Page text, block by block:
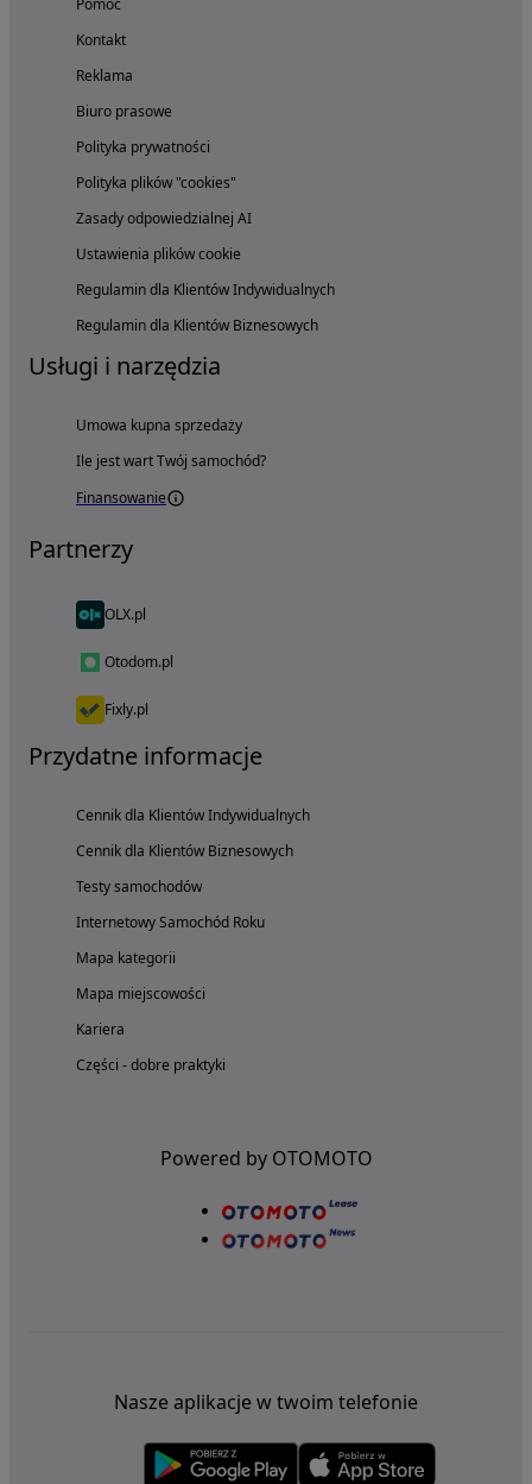
Pomoc
Kontakt
Reklama
Biuro prasowe
Polityka prywatności
Polityka plików "cookies"
Zasady odpowiedzialnej AI
Ustawienia plików cookie
Regulamin dla Klientów Indywidualnych
Regulamin dla Klientów Biznesowych
Usługi i narzędzia
Umowa kupna sprzedaży
Ile jest wart Twój samochód?
Finansowanie
Partnerzy
OLX.pl
Otodom.pl
Fixly.pl
Przydatne informacje
Cennik dla Klientów Indywidualnych
Cennik dla Klientów Biznesowych
Testy samochodów
Internetowy Samochód Roku
Mapa kategorii
Mapa miejscowości
Kariera
Części - dobre praktyki
Powered by OTOMOTO
Nasze aplikacje w twoim telefonie